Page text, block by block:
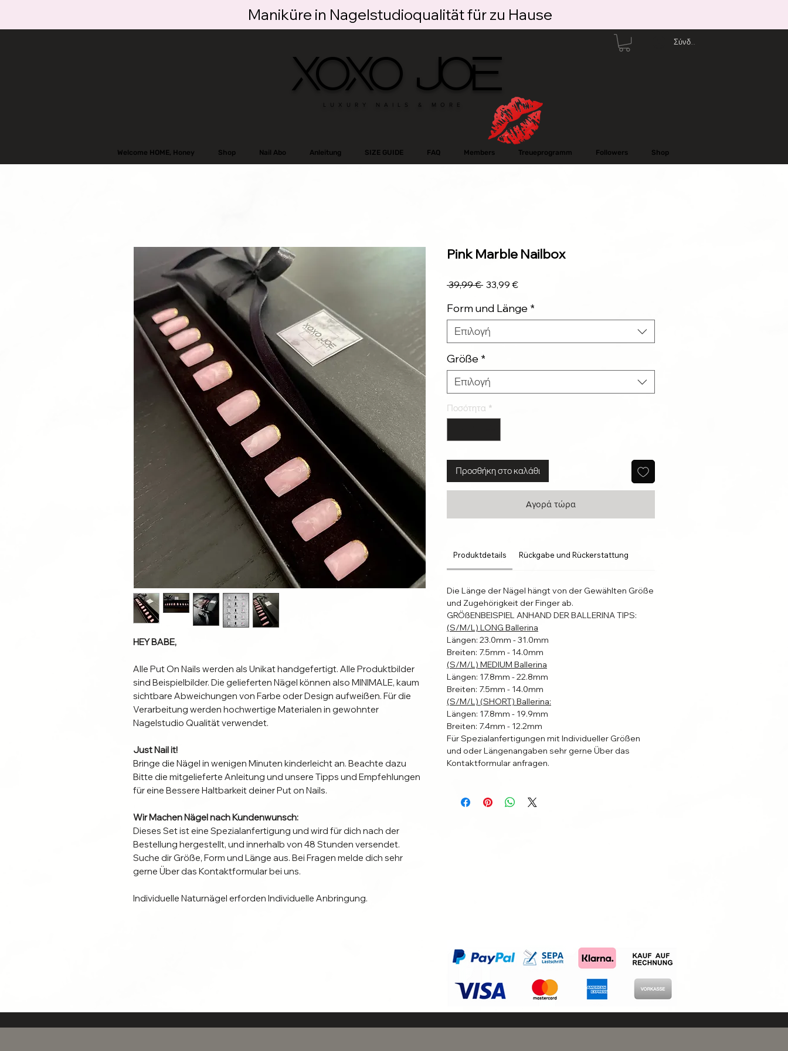
Maniküre in Nagelstudioqualität für zu Hause
XOXO JOE
LUXURY NAILS & MORE
Σύνδεση
Welcome HOME, Honey Shop Nail Abo Anleitung SIZE GUIDE FAQ Members Treueprogramm Followers Shop
HEY BABE,
Alle Put On Nails werden als Unikat handgefertigt. Alle Produktbilder
sind Beispielbilder. Die gelieferten Nägel können also MINIMALE, kaum
sichtbare Abweichungen von Farbe oder Design aufweißen. Für die
Verarbeitung werden hochwertige Materialen in gewohnter
Nagelstudio Qualität verwendet.
Just Nail it!
Bringe die Nägel in wenigen Minuten kinderleicht an. Beachte dazu
Bitte die mitgelieferte Anleitung und unsere Tipps und Empfehlungen
für eine Bessere Haltbarkeit deiner Put on Nails.
Wir Machen Nägel nach Kundenwunsch:
Dieses Set ist eine Spezialanfertigung und wird für dich nach der
Bestellung hergestellt, und innerhalb von 48 Stunden versendet.
Suche dir Größe, Form und Länge aus. Bei Fragen melde dich sehr
gerne Über das Kontaktformular bei uns.
Individuelle Naturnägel erforden Individuelle Anbringung.
Pink Marble Nailbox
39,99 € Κανονική
33,99 €Τιμή
Form und Länge *
Επιλογή
Größe *
Επιλογή
Ποσότητα *
Προσθήκη στο καλάθι
Αγορά τώρα
Produktdetails Rückgabe und Rückerstattung
Die Länge der Nägel hängt von der Gewählten Größe
und Zugehörigkeit der Finger ab.
GRÖßENBEISPIEL ANHAND DER BALLERINA TIPS:
(S/M/L) LONG Ballerina
Längen: 23.0mm - 31.0mm
Breiten: 7.5mm - 14.0mm
(S/M/L) MEDIUM Ballerina
Längen: 17.8mm - 22.8mm
Breiten: 7.5mm - 14.0mm
(S/M/L) (SHORT) Ballerina:
Längen: 17.8mm - 19.9mm
Breiten: 7.4mm - 12.2mm
Für Spezialanfertigungen mit Individueller Größen
und oder Längenangaben sehr gerne Über das
Kontaktformular anfragen.